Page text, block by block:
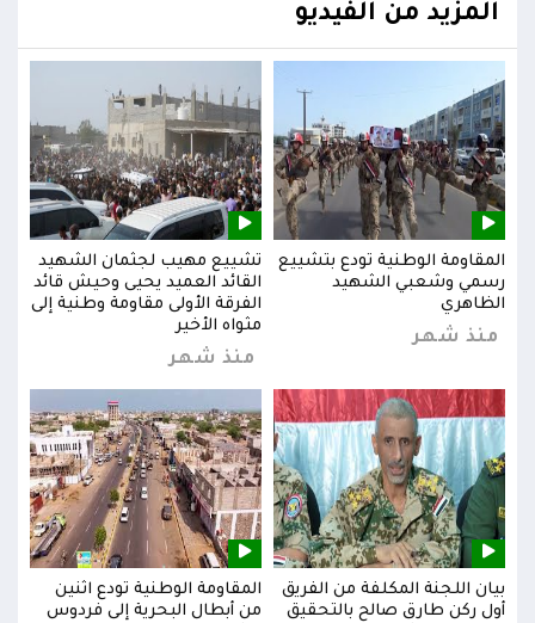
المزيد من الفيديو
المقاومة الوطنية تودع بتشييع
رسمي وشعبي الشهيد
الظاهري
منذ شهر
تشييع مهيب لجثمان الشهيد
القائد العميد يحيى وحيش قائد
الفرقة الأولى مقاومة وطنية إلى
مثواه الأخير
منذ شهر
بيان اللجنة المكلفة من الفريق
أول ركن طارق صالح بالتحقيق
المقاومة الوطنية تودع اثنين
من أبطال البحرية إلى فردوس